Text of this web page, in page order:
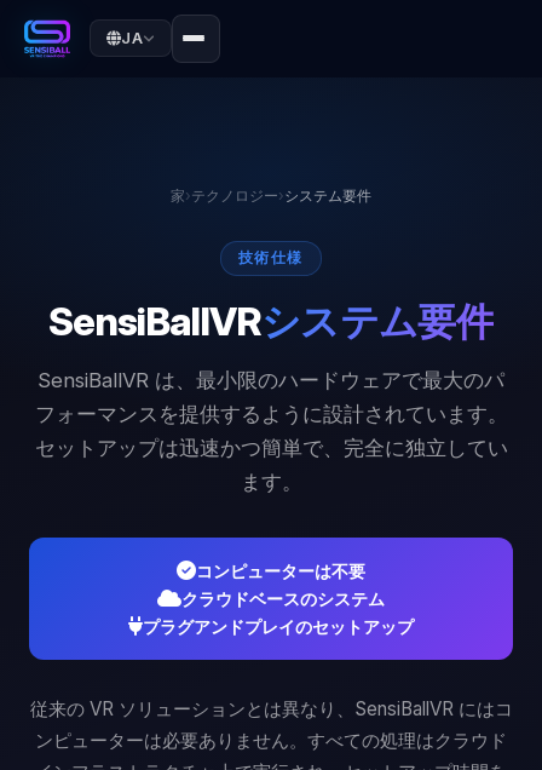
JA
家›テクノロジー›システム要件
技術仕様
SensiBallVRシステム要件
SensiBallVR は、最小限のハードウェアで最大のパ
フォーマンスを提供するように設計されています。
セットアップは迅速かつ簡単で、完全に独立してい
ます。
コンピューターは不要
クラウドベースのシステム
プラグアンドプレイのセットアップ
従来の VR ソリューションとは異なり、SensiBallVR にはコ
ンピューターは必要ありません。すべての処理はクラウド